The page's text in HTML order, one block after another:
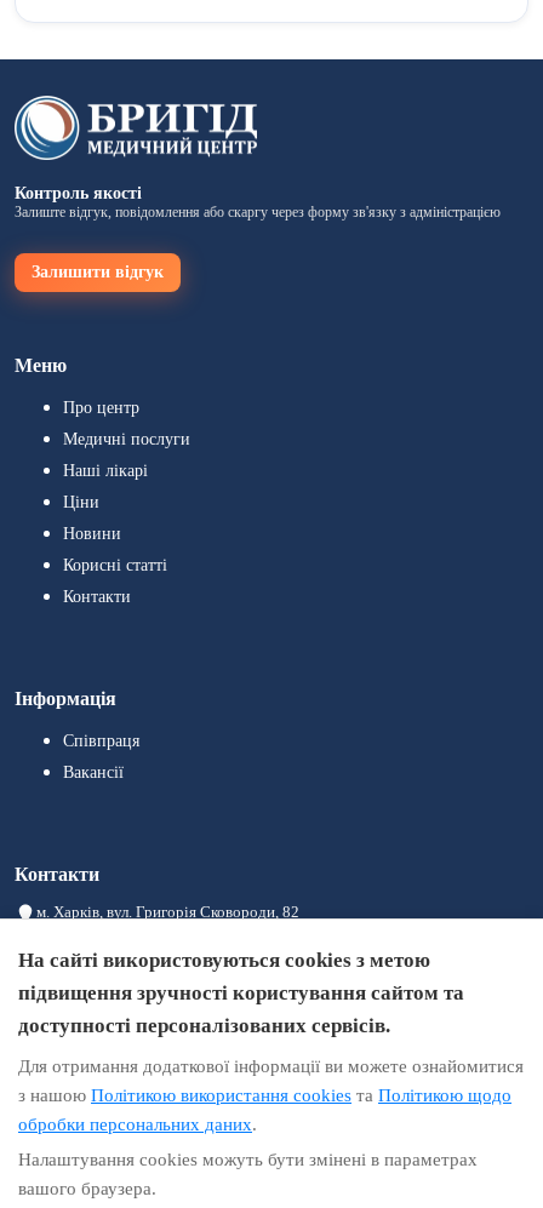
Контроль якості
Залиште відгук, повідомлення або скаргу через форму зв'язку з адміністрацією
Залишити відгук
Меню
Про центр
Медичні послуги
Наші лікарі
Ціни
Новини
Корисні статті
Контакти
Інформація
Співпраця
Вакансії
Контакти
м. Харків, вул. Григорія Сковороди, 82
+380933004414
info@brigid.com.ua
Інформація на сайті не є публічною офертою
На сайті використовуються cookies з метою
підвищення зручності користування сайтом та
доступності персоналізованих сервісів.
Для отримання додаткової інформації ви можете ознайомитися
з нашою Політикою використання cookies та Політикою щодо
обробки персональних даних.
Налаштування cookies можуть бути змінені в параметрах
вашого браузера.